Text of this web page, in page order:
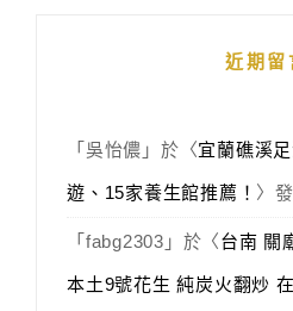
近期留
「 吳怡儂 」於〈宜蘭礁溪
遊、15家養生館推薦！ 〉
「 fabg2303 」於〈台南 關
本土9號花生 純炭火翻炒